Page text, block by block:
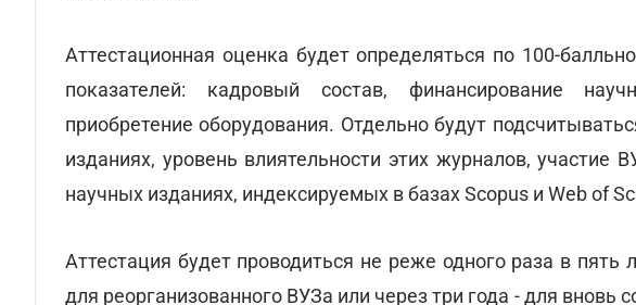
Аттестационная оценка будет определяться по 100-
показателей: кадровый состав, финансирование
приобретение оборудования. Отдельно будут
изданиях, уровень влиятельности этих журналов, участие
научных изданиях, индексируемых в базах Scopus и Web of
Аттестация будет проводиться не реже одного раза в пять
для реорганизованного ВУЗа или через три года - для вновь